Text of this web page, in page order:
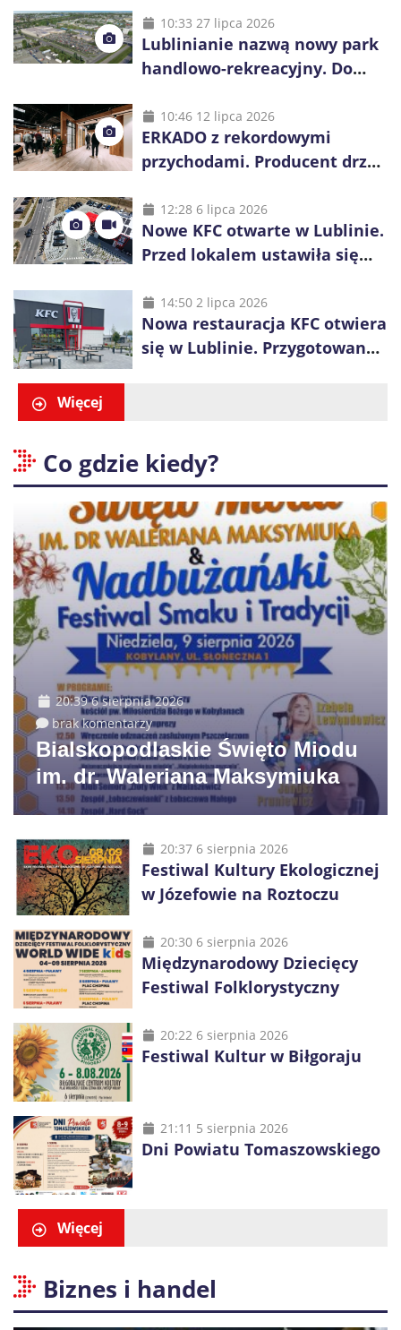
10:33 27 lipca 2026
Lublinianie nazwą nowy park
handlowo-rekreacyjny. Do
10:46 12 lipca 2026
ERKADO z rekordowymi
przychodami. Producent drzwi
inwestycje
12:28 6 lipca 2026
Nowe KFC otwarte w Lublinie.
Przed lokalem ustawiła się
14:50 2 lipca 2026
Nowa restauracja KFC otwiera
się w Lublinie. Przygotowano
Więcej
Co gdzie kiedy?
20:39 6 sierpnia 2026
brak komentarzy
Bialskopodlaskie Święto Miodu
im. dr. Waleriana Maksymiuka
20:37 6 sierpnia 2026
Festiwal Kultury Ekologicznej
w Józefowie na Roztoczu
20:30 6 sierpnia 2026
Międzynarodowy Dziecięcy
Festiwal Folklorystyczny
20:22 6 sierpnia 2026
Festiwal Kultur w Biłgoraju
21:11 5 sierpnia 2026
Dni Powiatu Tomaszowskiego
Więcej
Biznes i handel